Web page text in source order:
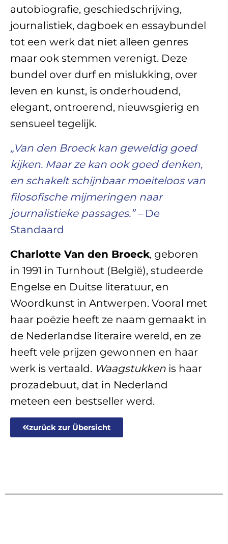
autobiografie, geschiedschrijving,
journalistiek, dagboek en essaybundel
tot een werk dat niet alleen genres
maar ook stemmen verenigt. Deze
bundel over durf en mislukking, over
leven en kunst, is onderhoudend,
elegant, ontroerend, nieuwsgierig en
sensueel tegelijk.
„Van den Broeck kan geweldig goed
kijken. Maar ze kan ook goed denken,
en schakelt schijnbaar moeiteloos van
filosofische mijmeringen naar
journalistieke passages.” –De
Standaard
Charlotte Van den Broeck, geboren
in 1991 in Turnhout (België), studeerde
Engelse en Duitse literatuur, en
Woordkunst in Antwerpen. Vooral met
haar poëzie heeft ze naam gemaakt in
de Nederlandse literaire wereld, en ze
heeft vele prijzen gewonnen en haar
werk is vertaald. Waagstukken is haar
prozadebuut, dat in Nederland
meteen een bestseller werd.
zurück zur Übersicht